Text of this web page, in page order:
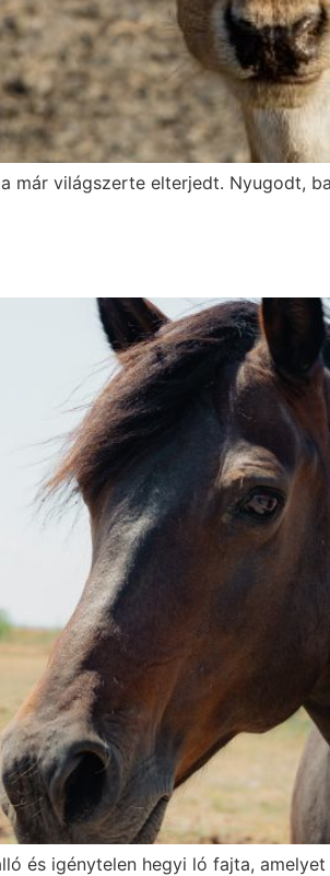
már világszerte elterjedt. Nyugodt,
és igénytelen hegyi ló fajta,